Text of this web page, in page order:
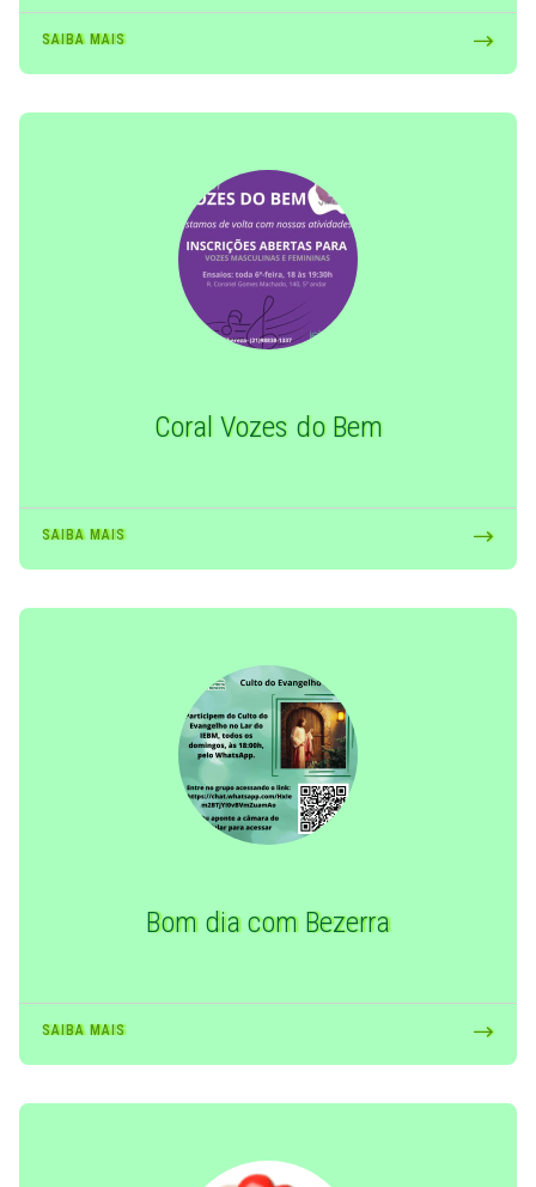
SAIBA MAIS
Coral Vozes do Bem
SAIBA MAIS
Bom dia com Bezerra
SAIBA MAIS